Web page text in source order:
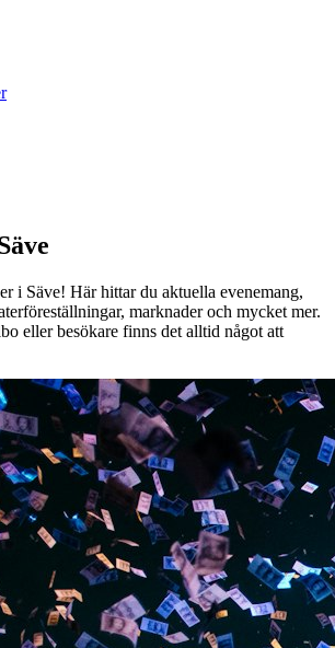
i Säve! Här hittar du aktuella evenemang,
marknader och mycket mer.
eller besökare finns det alltid något att